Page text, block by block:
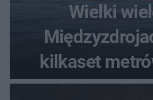
Wielki
kilkaset